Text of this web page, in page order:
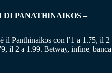
PANATHINAIKOS –
il Panthinaikos con l’1 a 1.75, il 2
il 2 a 1.99. Betway, infine, banca